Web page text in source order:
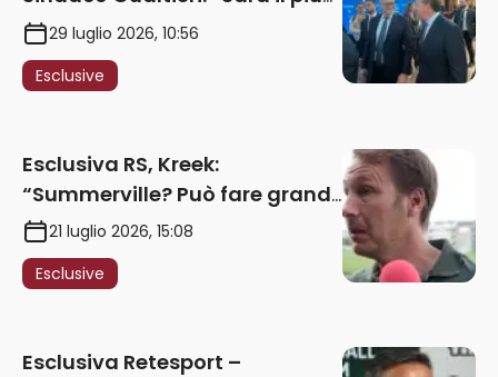
iconico del mondo. Assoluta
unità politica. Prima pietra nel
2027. Ricorsi strumentali?
29 luglio 2026, 10:56
Esclusive
Esclusiva RS, Kreek:
“Summerville? Può fare grandi
cose in Serie A. Godts deve
maturare esperienza per
giocare nella Roma”
21 luglio 2026, 15:08
Esclusive
Esclusiva Retesport –